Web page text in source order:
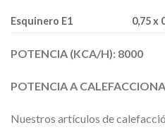
Esquinero E1 0,75 x
POTENCIA (KCA/H): 8000
POTENCIA A
Nuestros artículos de